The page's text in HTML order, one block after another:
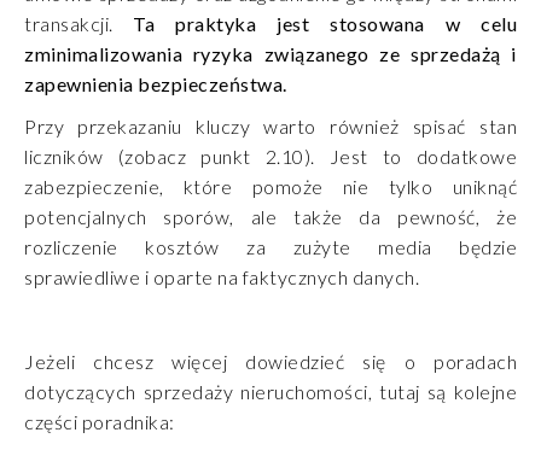
transakcji. Ta praktyka jest stosowana w celu
zminimalizowania ryzyka związanego ze sprzedażą i
zapewnienia bezpieczeństwa.
Przy przekazaniu kluczy warto również spisać stan
liczników (zobacz punkt 2.10). Jest to dodatkowe
zabezpieczenie, które pomoże nie tylko uniknąć
potencjalnych sporów, ale także da pewność, że
rozliczenie kosztów za zużyte media będzie
sprawiedliwe i oparte na faktycznych danych.
Jeżeli chcesz więcej dowiedzieć się o poradach
dotyczących sprzedaży nieruchomości, tutaj są kolejne
części poradnika: